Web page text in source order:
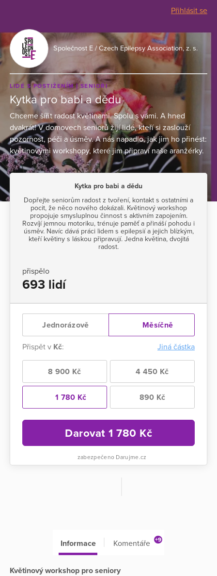
Přihlásit se
Společnost E / Czech Epilepsy Association, z. s.
LIDÉ S POSTIŽENÍM SENIOŘI
Kytka pro babi a dědu
Chceme šířit radost květinami. Spolu s vámi. A hned
dvakrát! V domovech seniorů žijí lidé, kteří si zaslouží
pozornost, péči a úsměv. A nás napadlo, jak jim ho přinést:
květinovými workshopy, které jim připraví naše aranžérky.
Kytka pro babi a dědu
Dopřejte seniorům radost z tvoření, kontakt s ostatními a
pocit, že něco nového dokázali. Květinový workshop
propojuje smysluplnou činnost s aktivním zapojením.
Rozvíjí jemnou motoriku, trénuje paměť a přináší pohodu i
úsměv. Navíc dává práci lidem s epilepsií a jejich blízkým,
kteří květiny s láskou připravují. Jedna květina, dvojitá
radost.
přispělo
693 lidí
Jednorázově Měsíčně
Přispět v Kč: Jiná částka
8 900 Kč 4 450 Kč
1 780 Kč 890 Kč
Darovat 1 780 Kč
zabezpečeno Darujme.cz
Informace Komentáře +9
Květinový workshop pro seniory